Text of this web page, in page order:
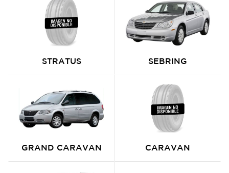
STRATUS SEBRING
GRAND CARAVAN CARAVAN